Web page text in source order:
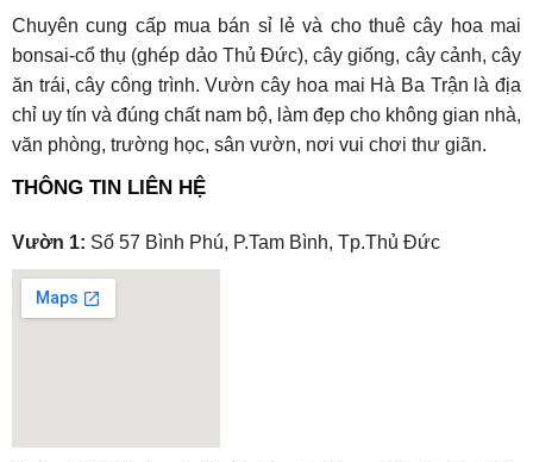
Chuyên cung cấp mua bán sỉ lẻ và cho thuê cây hoa mai
bonsai-cổ thụ (ghép dảo Thủ Đức), cây giống, cây cảnh, cây
ăn trái, cây công trình. Vườn cây hoa mai Hà Ba Trận là địa
chỉ uy tín và đúng chất nam bộ, làm đẹp cho không gian nhà,
văn phòng, trường học, sân vườn, nơi vui chơi thư giãn.
THÔNG TIN LIÊN HỆ
Vườn 1: Số 57 Bình Phú, P.Tam Bình, Tp.Thủ Đức